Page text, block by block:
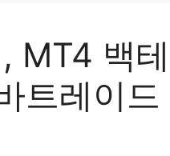
MT4 백
트레이드